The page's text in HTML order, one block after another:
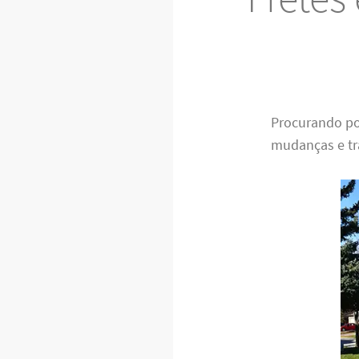
Procurando
mudanças e